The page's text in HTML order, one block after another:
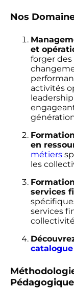
Nos
et
forger
activités
en
métiers
les
services
services